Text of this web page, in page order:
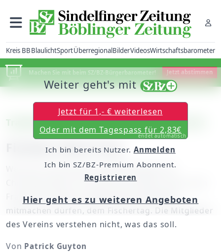
Kreis BBBlaulichtSportÜberregionalBilderVideosWirtschaftsbarometer
Machen Sie mit beim SZ/BZ-Bürgerbarometer! Jetzt abstimmen
Traditionsfest im Memmingen vor Gericht
Fischen ohne Frau
Wer darf rein jucken? In Memmingen will
Christiane Renz vor Gericht erstreiten, dass auch
Frauen bei einem traditionellen Spektakel
mitmachen dürfen, dem Fischertag. Die Mitglieder
des Vereins verstehen nicht, was das soll.
Von Patrick Guyton
Weiter geht's mit
Jetzt für 1,- € weiterlesen
Oder mit dem Tagespass für 2,83€
endet automatisch
Ich bin bereits Nutzer. Anmelden
Ich bin SZ/BZ-Premium Abonnent.
Registrieren
Hier geht es zu weiteren Angeboten